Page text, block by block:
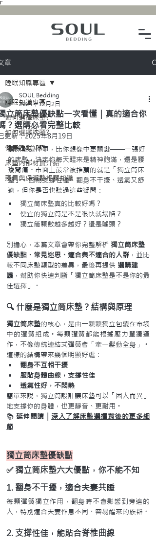
Γ
章
睡眠知識專區
如何選擇床墊?
如何選擇枕頭?
健康睡眠知識
床墊內部材質介紹
寢具與保潔墊相關知識
睡眠知識專區
立筒床墊優缺點一次看懂｜真的適合你
？選購必看完整比較
SOUL Bedding
2024年12月2日
更新：2025年8月19日
選床墊這件事，比你想像中更關鍵——一張好
的床墊，決定你每天醒來是精神飽滿，還是腰
痠背痛。市面上最常被推薦的就是「獨立筒床
墊」，因為支撐性佳、翻身不干擾、透氣又舒
適，但你是否也聽過這些疑問：
獨立筒床墊真的比較好嗎？
便宜的獨立筒是不是很快就塌陷？
獨立筒顆數越多越好？還是噱頭？
別擔心，本篇文章會帶你完整解析 獨立筒床墊
優缺點、常見迷思、適合與不適合的人群 ，並比
較不同床墊類型的差異，最後再提供 選購建
議 ，幫助你快速判斷「獨立筒床墊是不是你的最
佳選擇」。
🔍 什麼是獨立筒床墊？結構與原理
獨立筒床墊的核心，是由一顆顆獨立包覆在布袋
中的彈簧組成。每顆彈簧都能根據壓力單獨運
作，不像傳統連結式彈簧會「牽一髮動全身」。
這樣的結構帶來幾個明顯好處：
翻身不互相干擾
服貼身體曲線，支撐性佳
透氣性好，不悶熱
簡單來說，獨立筒設計讓床墊可以「因人而異」
地支撐你的身體，也更靜音、更耐用。
📚 延伸閱讀｜ 深入了解床墊選擇背後的更多細
節
獨立筒床墊優缺點
✅ 獨立筒床墊六大優點，你不能不知
1. 翻身不干擾，適合夫妻共睡
每顆彈簧獨立作用，翻身時不會影響到旁邊的
人，特別適合夫妻作息不同、容易醒來的族群。
2. 支撐性佳，能貼合脊椎曲線